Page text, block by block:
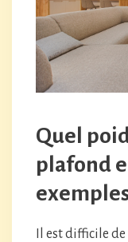
Quel
plafond
Il est difficile